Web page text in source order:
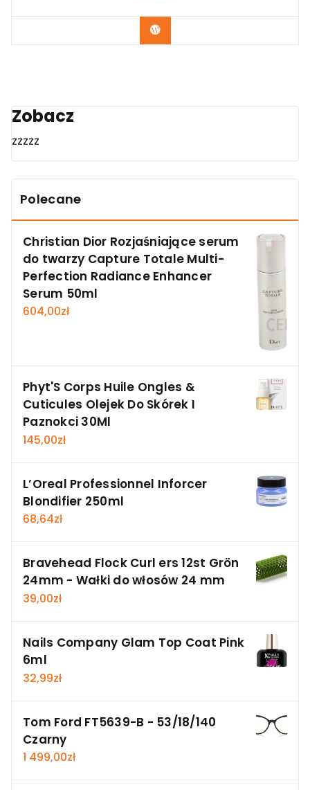
Zobacz
Zobacz
zzzzz
Polecane
Christian Dior Rozjaśniające serum
do twarzy Capture Totale Multi-
Perfection Radiance Enhancer
Serum 50ml
604,00zł
Phyt'S Corps Huile Ongles &
Cuticules Olejek Do Skórek I
Paznokci 30Ml
145,00zł
L’Oreal Professionnel Inforcer
Blondifier 250ml
68,64zł
Bravehead Flock Curl ers 12st Grön
24mm - Wałki do włosów 24 mm
39,00zł
Nails Company Glam Top Coat Pink
6ml
32,99zł
Tom Ford FT5639-B - 53/18/140
Czarny
1 499,00zł